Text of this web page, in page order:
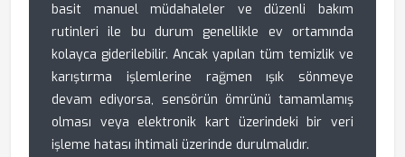
basit manuel müdahaleler ve düzenli bakım
rutinleri ile bu durum genellikle ev ortamında
kolayca giderilebilir. Ancak yapılan tüm temizlik ve
karıştırma işlemlerine rağmen ışık sönmeye
devam ediyorsa, sensörün ömrünü tamamlamış
olması veya elektronik kart üzerindeki bir veri
işleme hatası ihtimali üzerinde durulmalıdır.